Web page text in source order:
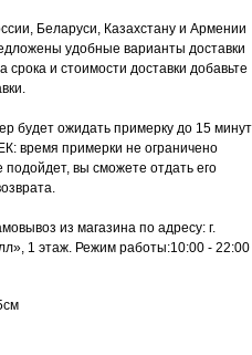
Беларуси, Казахстану и Армении
удобные варианты доставки
и стоимости доставки добавьте
будет ожидать примерку до 15 минут
время примерки не ограничено
подойдет, вы сможете отдать его
из магазина по адресу: г.
1 этаж. Режим работы:10:00 - 22:00